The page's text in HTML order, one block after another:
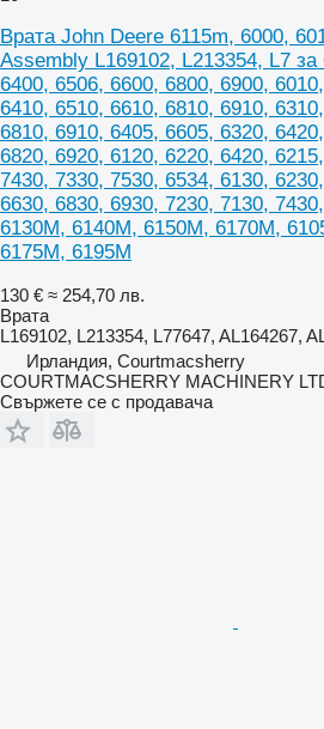
Врата John Deere 6115m, 6000,
Assembly L169102, L213354, L7 за
6400, 6506, 6600, 6800, 6900,
6410, 6510, 6610, 6810, 6910,
6810, 6910, 6405, 6605, 6320,
6820, 6920, 6120, 6220, 6420,
7430, 7330, 7530, 6534, 6130,
6630, 6830, 6930, 7230, 7130,
6130M, 6140M, 6150M, 6170M,
6175M, 6195M
130 € ≈ 254,70 лв.
Врата
L169102, L213354, L77647, AL164267,
Ирландия, Courtmacsherry
COURTMACSHERRY MACHINERY
Свържете се с продавача